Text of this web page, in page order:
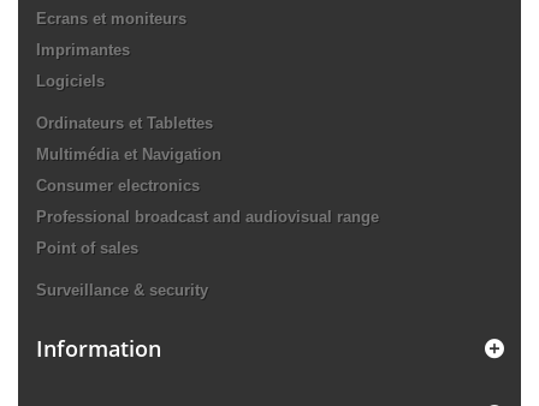
Ecrans et moniteurs
Imprimantes
Logiciels
Ordinateurs et Tablettes
Multimédia et Navigation
Consumer electronics
Professional broadcast and audiovisual range
Point of sales
Surveillance & security
Information